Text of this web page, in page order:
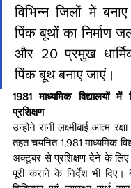
विभिन्न जिलों में
पिंक बूथों का निर्माण
और 20 प्रमुख
पिंक बूथ बनाए जाएं।
1981 माध्यमिक विद्यालयों
प्रशिक्षण
उन्होंने रानी लक्ष्मीबाई आत्म
तहत चयनित 1,981 माध्यमिक
अक्टूबर से प्रशिक्षण देने के लिए
पूरी कराने के निर्देश भी